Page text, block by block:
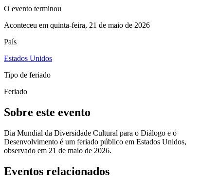
O evento terminou
Aconteceu em quinta-feira, 21 de maio de 2026
País
Estados Unidos
Tipo de feriado
Feriado
Sobre este evento
Dia Mundial da Diversidade Cultural para o Diálogo e o
Desenvolvimento é um feriado público em Estados Unidos,
observado em 21 de maio de 2026.
Eventos relacionados